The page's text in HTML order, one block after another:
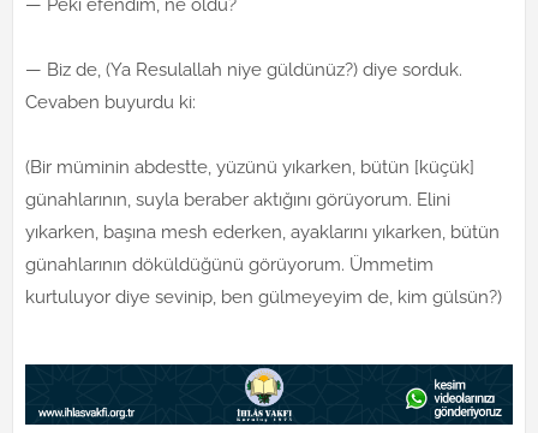
— Peki efendim, ne oldu?
— Biz de, (Ya Resulallah niye güldünüz?) diye sorduk.
Cevaben buyurdu ki:
(Bir müminin abdestte, yüzünü yıkarken, bütün [küçük]
günahlarının, suyla beraber aktığını görüyorum. Elini
yıkarken, başına mesh ederken, ayaklarını yıkarken, bütün
günahlarının döküldüğünü görüyorum. Ümmetim
kurtuluyor diye sevinip, ben gülmeyeyim de, kim gülsün?)